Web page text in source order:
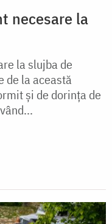
necesare la
la slujba de
de la această
și de dorința de